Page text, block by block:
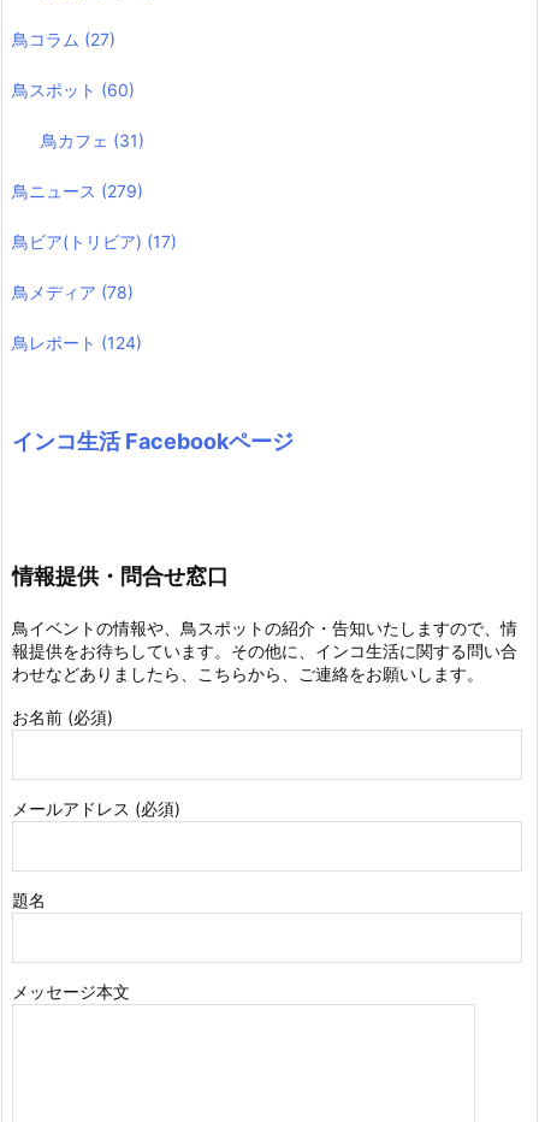
鳥コラム (27)
鳥スポット (60)
鳥カフェ (31)
鳥ニュース (279)
鳥ビア(トリビア) (17)
鳥メディア (78)
鳥レポート (124)
インコ生活 Facebookページ
情報提供・問合せ窓口
鳥イベントの情報や、鳥スポットの紹介・告知いたしますので、情
報提供をお待ちしています。その他に、インコ生活に関する問い合
わせなどありましたら、こちらから、ご連絡をお願いします。
お名前 (必須)
メールアドレス (必須)
題名
メッセージ本文